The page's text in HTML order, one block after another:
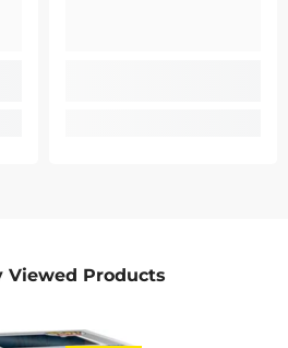
Viewed Products